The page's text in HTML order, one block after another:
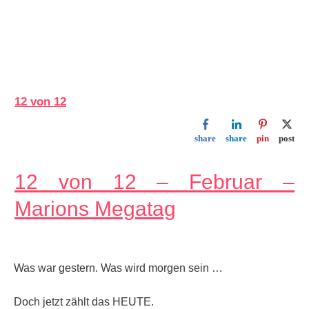
12 von 12
share share pin post
12 von 12 – Februar –
Marions Megatag
Was war gestern. Was wird morgen sein …
Doch jetzt zählt das HEUTE.